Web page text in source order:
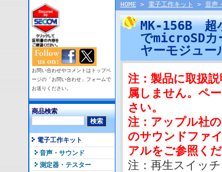
お問い合わせやコメントはトップペ
ージの「お問い合わせ」フォームで
お送りください。
商品検索
電子工作キット
音声・サウンド
測定器・テスター
HOME > 電子工作キット > 音声
MK-156B 超
でmicroSDカ
ヤーモジュー
注：製品に取扱
属しません。ペ
さい。
注：アップル社
のサウンドファ
アルをご参照く
注：再生スイッ